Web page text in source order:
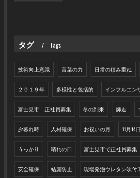
タグ Tags
技術向上意識 言葉の力 日常の積み重ね
２０１９年 多様性と包括的 インフルエン
富士見市 正社員募集 冬の到来 師走
夕暮れ時 人材確保 お祝いの月 11月14
うっかり 晴れの日 富士見市で正社員募集
安全確保 結露防止 現場発泡ウレタン吹付